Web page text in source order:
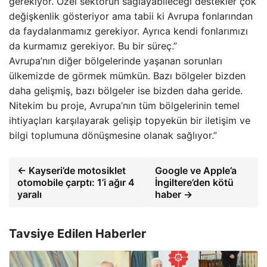
değişkenlik gösteriyor ama tabii ki Avrupa fonlarından
da faydalanmamız gerekiyor. Ayrıca kendi fonlarımızı
da kurmamız gerekiyor. Bu bir süreç.”
Avrupa’nın diğer bölgelerinde yaşanan sorunları
ülkemizde de görmek mümkün. Bazı bölgeler bizden
daha gelişmiş, bazı bölgeler ise bizden daha geride.
Nitekim bu proje, Avrupa’nın tüm bölgelerinin temel
ihtiyaçları karşılayarak gelişip topyekün bir iletişim ve
bilgi toplumuna dönüşmesine olanak sağlıyor.”
← Kayseri’de motosiklet
otomobile çarptı: 1’i ağır 4
yaralı
Google ve Apple’a
İngiltere’den kötü
haber →
Tavsiye Edilen Haberler